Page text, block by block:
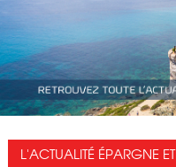
L'ACTUALITÉ ÉPARGNE ET